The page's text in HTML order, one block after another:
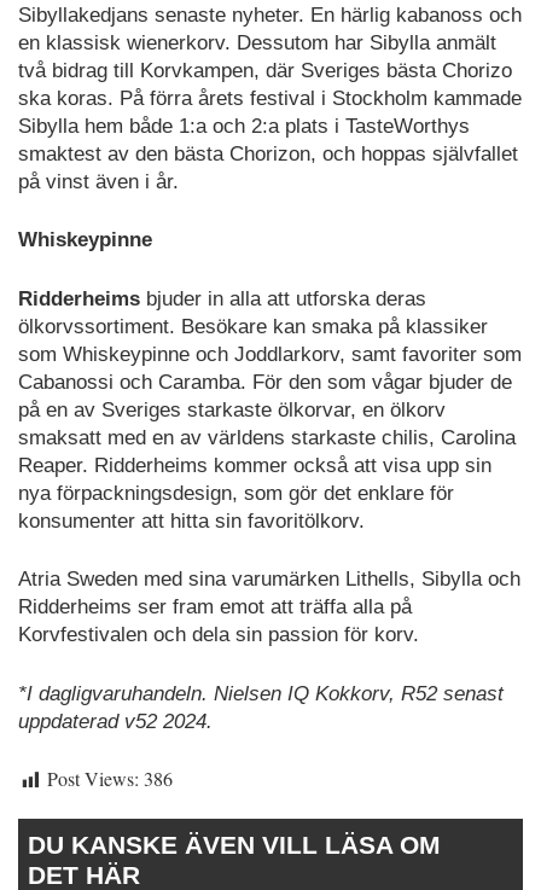
Sibyllakedjans senaste nyheter. En härlig kabanoss och
en klassisk wienerkorv. Dessutom har Sibylla anmält
två bidrag till Korvkampen, där Sveriges bästa Chorizo
ska koras. På förra årets festival i Stockholm kammade
Sibylla hem både 1:a och 2:a plats i TasteWorthys
smaktest av den bästa Chorizon, och hoppas självfallet
på vinst även i år.
Whiskeypinne
Ridderheims bjuder in alla att utforska deras
ölkorvssortiment. Besökare kan smaka på klassiker
som Whiskeypinne och Joddlarkorv, samt favoriter som
Cabanossi och Caramba. För den som vågar bjuder de
på en av Sveriges starkaste ölkorvar, en ölkorv
smaksatt med en av världens starkaste chilis, Carolina
Reaper. Ridderheims kommer också att visa upp sin
nya förpackningsdesign, som gör det enklare för
konsumenter att hitta sin favoritölkorv.
Atria Sweden med sina varumärken Lithells, Sibylla och
Ridderheims ser fram emot att träffa alla på
Korvfestivalen och dela sin passion för korv.
*I dagligvaruhandeln. Nielsen IQ Kokkorv, R52 senast
uppdaterad v52 2024.
Post Views: 386
DU KANSKE ÄVEN VILL LÄSA OM
DET HÄR